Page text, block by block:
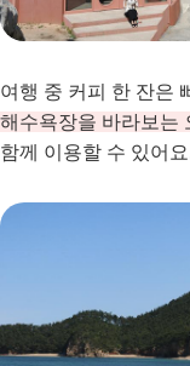
여행 중 커피 한 잔은
해수욕장을 바라보는
함께 이용할 수 있어